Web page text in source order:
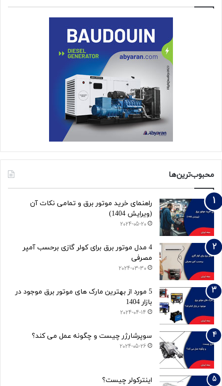
محبوب‌ترین‌ها
راهنمای خرید موتور برق و تمامی نکات آن
(ویرایش 1404)
2024-05-20
4 مدل موتور برق برای کولر گازی برحسب آمپر
مصرفی
2024-03-30
5 مورد از بهترین مارک های موتور برق موجود در
بازار 1404
2024-04-14
سوپرشارژر چیست و چگونه عمل می کند؟
2024-05-26
اینترکولر چیست؟